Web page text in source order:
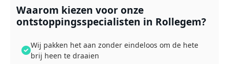
Waarom kiezen voor onze
ontstoppingsspecialisten in Rollegem?
Wij pakken het aan zonder eindeloos om de hete
brij heen te draaien